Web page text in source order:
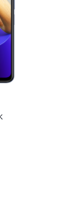
tanlash